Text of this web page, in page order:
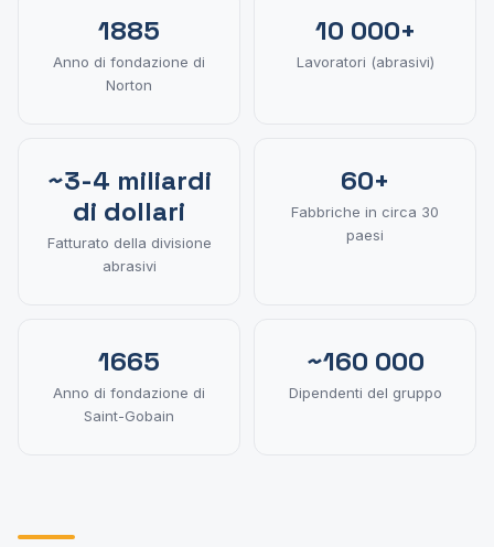
1885
Anno di fondazione di
Norton
10 000+
Lavoratori (abrasivi)
~3-4 miliardi
di dollari
Fatturato della divisione
abrasivi
60+
Fabbriche in circa 30
paesi
1665
Anno di fondazione di
Saint-Gobain
~160 000
Dipendenti del gruppo